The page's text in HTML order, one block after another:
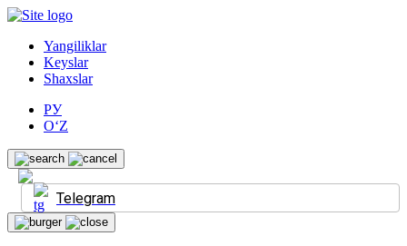
Yangiliklar
Keyslar
Shaxslar
РУ
O‘Z
Telegram